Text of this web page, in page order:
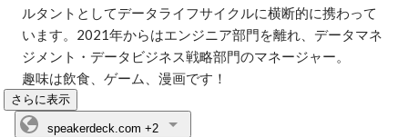
ルタントとしてデータライフサイクルに横断的に携わって
います。2021年からはエンジニア部門を離れ、データマネ
ジメント・データビジネス戦略部門のマネージャー。
趣味は飲食、ゲーム、漫画です！
さらに表示
speakerdeck.com +2